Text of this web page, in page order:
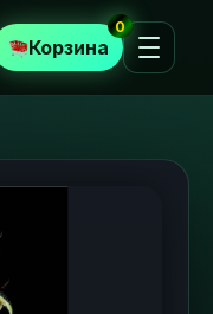
Корзина
0